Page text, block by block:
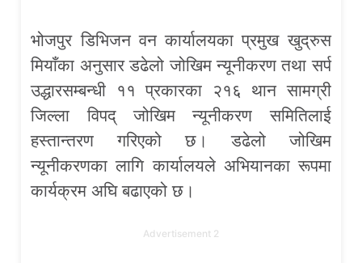
भोजपुर डिभिजन वन कार्यालयका प्रमुख खुद्रुस
मियाँका अनुसार डढेलो जोखिम न्यूनीकरण तथा सर्प
उद्धारसम्बन्धी ११ प्रकारका २१६ थान सामग्री
जिल्ला विपद् जोखिम न्यूनीकरण समितिलाई
हस्तान्तरण गरिएको छ। डढेलो जोखिम
न्यूनीकरणका लागि कार्यालयले अभियानका रूपमा
कार्यक्रम अघि बढाएको छ।
Advertisement 2